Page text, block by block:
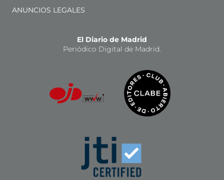
ANUNCIOS LEGALES
El Diario de Madrid
Periódico Digital de Madrid.